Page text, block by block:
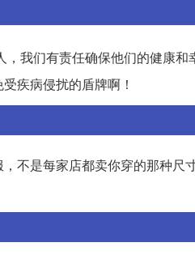
我们有责任确保他们的健康和
疾病侵扰的盾牌啊！
不是每家店都卖你穿的那种尺